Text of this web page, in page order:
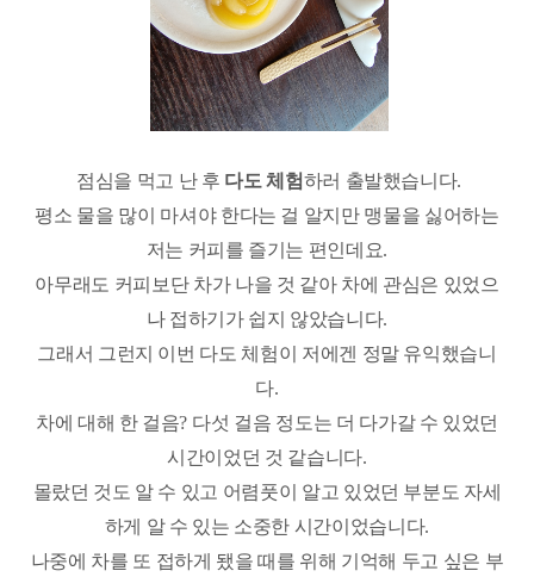
점심을 먹고 난 후 다도 체험하러 출발했습니다.
평소 물을 많이 마셔야 한다는 걸 알지만 맹물을 싫어하는
저는 커피를 즐기는 편인데요.
아무래도 커피보단 차가 나을 것 같아 차에 관심은 있었으
나 접하기가 쉽지 않았습니다.
그래서 그런지 이번 다도 체험이 저에겐 정말 유익했습니
다.
차에 대해 한 걸음? 다섯 걸음 정도는 더 다가갈 수 있었던
시간이었던 것 같습니다.
몰랐던 것도 알 수 있고 어렴풋이 알고 있었던 부분도 자세
하게 알 수 있는 소중한 시간이었습니다.
나중에 차를 또 접하게 됐을 때를 위해 기억해 두고 싶은 부